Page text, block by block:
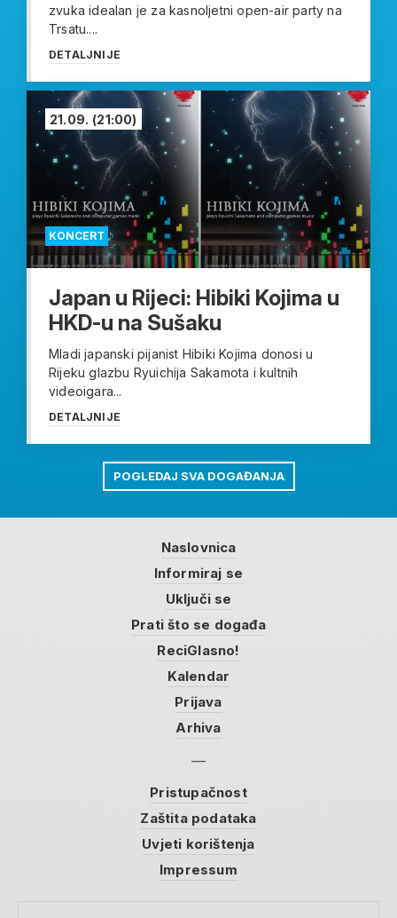
zvuka idealan je za kasnoljetni open-air party na
Trsatu....
DETALJNIJE
KONCERT
21.09. (21:00)
Japan u Rijeci: Hibiki Kojima u
HKD-u na Sušaku
Mladi japanski pijanist Hibiki Kojima donosi u
Rijeku glazbu Ryuichija Sakamota i kultnih
videoigara...
DETALJNIJE
POGLEDAJ SVA DOGAĐANJA
Naslovnica
Informiraj se
Uključi se
Prati što se događa
ReciGlasno!
Kalendar
Prijava
Arhiva
Pristupačnost
Zaštita podataka
Uvjeti korištenja
Impressum